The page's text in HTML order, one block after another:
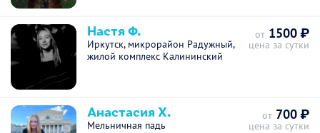
Настя Ф.
Иркутск, микрорайон Радужный,
жилой комплекс Калининский
от 1500 ₽
цена за сутки
Анастасия Х.
Мельничная падь
от 700 ₽
цена за сутки